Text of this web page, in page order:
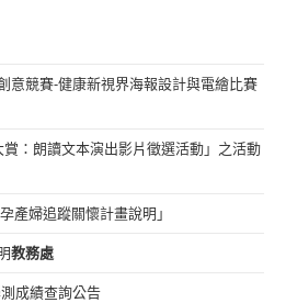
意競賽-健康新視界海報設計與電繪比賽
：朗讀文本演出影片徵選活動」之活動
產婦追蹤關懷計畫說明」
教務處
成績查詢公告